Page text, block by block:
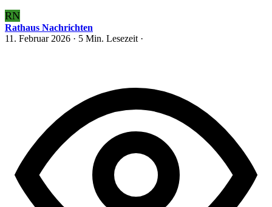
RN
Rathaus Nachrichten
11. Februar 2026 · 5 Min. Lesezeit ·